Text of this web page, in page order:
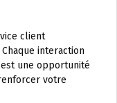
client
interaction
une opportunité
votre